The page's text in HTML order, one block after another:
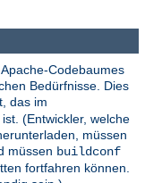
Codebaumes
Bedürfnisse. Dies
das im
(Entwickler, welche
müssen
müssen buildconf
fortfahren können.